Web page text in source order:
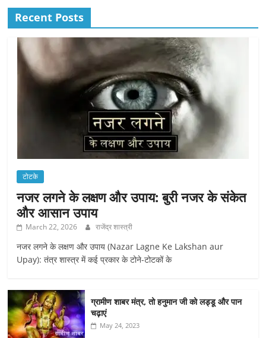
Recent Posts
टोटके
नजर लगने के लक्षण और उपाय: बुरी नजर के संकेत
और आसान उपाय
March 22, 2026 राजेंद्र शास्त्री
नजर लगने के लक्षण और उपाय (Nazar Lagne Ke Lakshan aur
Upay): तंत्र शास्त्र में कई प्रकार के टोने-टोटकों के
ग्रामीण शाबर मंत्र, तो हनुमान जी को लड्डू और पान
चढ़ाएं
May 24, 2023